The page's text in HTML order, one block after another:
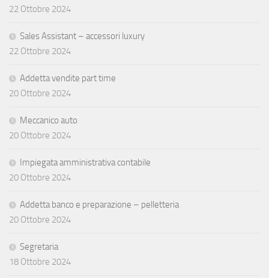
22 Ottobre 2024
Sales Assistant – accessori luxury
22 Ottobre 2024
Addetta vendite part time
20 Ottobre 2024
Meccanico auto
20 Ottobre 2024
Impiegata amministrativa contabile
20 Ottobre 2024
Addetta banco e preparazione – pelletteria
20 Ottobre 2024
Segretaria
18 Ottobre 2024